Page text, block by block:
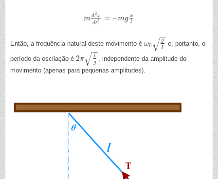
m d2x
dt2 = −mg x
l
md2xd 2= −mgxl
Então, a frequência natural deste movimento é ω0
g
l
−
−
√
ω0 g e, portanto, o
período da oscilação é 2π
l
g
−
−
√
2πlg
, independente da amplitude do
movimento (apenas para pequenas amplitudes).